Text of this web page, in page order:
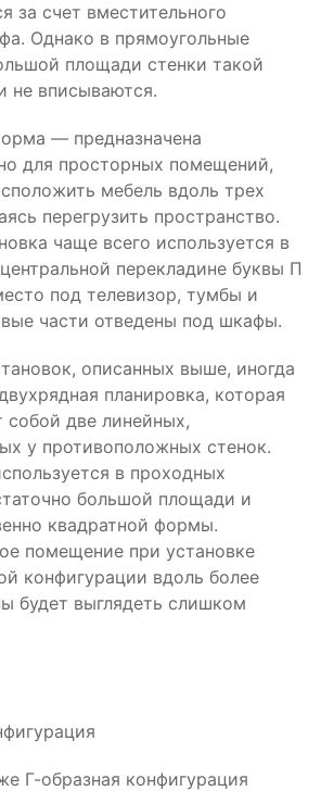
за счет вместительного
Однако в прямоугольные
площади стенки такой
не вписываются.
— предназначена
для просторных помещений,
мебель вдоль трех
перегрузить пространство.
чаще всего используется в
перекладине буквы П
под телевизор, тумбы и
части отведены под шкафы.
описанных выше, иногда
планировка, которая
собой две линейных,
у противоположных стенок.
в проходных
большой площади и
квадратной формы.
помещение при установке
конфигурации вдоль более
будет выглядеть слишком
Г-образная конфигурация